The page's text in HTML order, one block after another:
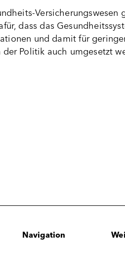
Versicherungswesen
dass das
und damit für
Politik auch umgesetzt
Navigation